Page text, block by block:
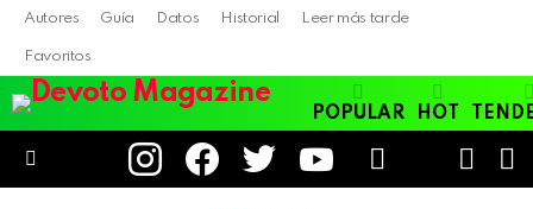
Autores Guía Datos Historial Leer más tarde
Favoritos
POPULAR HOT
instagramfacebooktwitter youtube
SKIN